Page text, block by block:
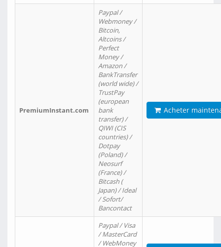
PremiumInstant.com
Paypal /
Webmoney /
Bitcoin,
Altcoins /
Perfect
Money /
Amazon /
BankTransfer
(world wide) /
TrustPay
(european
bank
transfer) /
QIWI (CIS
countries) /
Dotpay
(Poland) /
Neosurf
(France) /
Bitcash (
Japan) / Ideal
/ Sofort/
Bancontact
Acheter
Paypal / Visa
/ MasterCard
/ WebMoney